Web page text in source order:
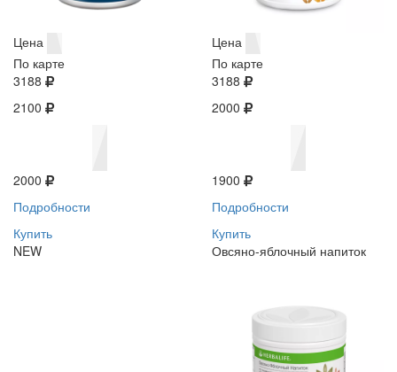
Цена
По карте
3188
2100
2000
Подробности
Купить
NEW
Цена
По карте
3188
2000
1900
Подробности
Купить
Овсяно-яблочный напиток